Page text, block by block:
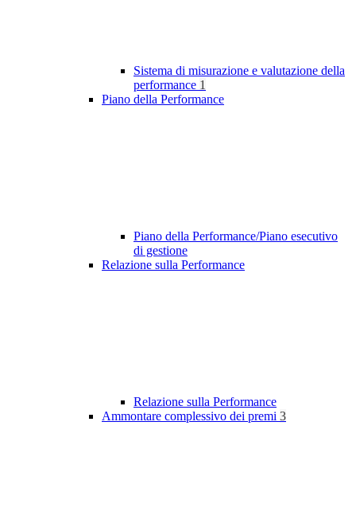
Sistema di misurazione e valutazione della
performance 1
Piano della Performance
Piano della Performance/Piano esecutivo
di gestione
Relazione sulla Performance
Relazione sulla Performance
Ammontare complessivo dei premi 3